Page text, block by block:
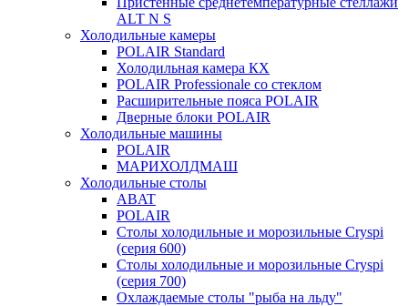
ALT N S
Холодильные камеры
POLAIR Standard
Холодильная камера КХ
POLAIR Professionale со стеклом
Расширительные пояса POLAIR
Дверные блоки POLAIR
Холодильные машины
POLAIR
МАРИХОЛДМАШ
Холодильные столы
ABAT
POLAIR
Столы холодильные и морозильные Cryspi
(серия 600)
Столы холодильные и морозильные Cryspi
(серия 700)
Охлаждаемые столы "рыба на льду"